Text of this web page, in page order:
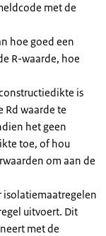
met de
hoe goed een
R-waarde, hoe
is
Rd waarde te
het geen
toe, of hou
om aan de
isolatiemaatregelen
uitvoert. Dit
met de